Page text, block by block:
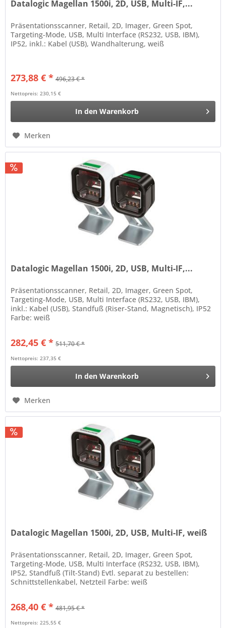
Datalogic Magellan 1500i, 2D, USB, Multi-IF,...
Präsentationsscanner, Retail, 2D, Imager, Green Spot,
Targeting-Mode, USB, Multi Interface (RS232, USB, IBM),
IP52, inkl.: Kabel (USB), Wandhalterung, weiß
273,88 € * 496,23 € *
Nettopreis: 230,15 €
In den Warenkorb
Merken
Datalogic Magellan 1500i, 2D, USB, Multi-IF,...
Präsentationsscanner, Retail, 2D, Imager, Green Spot,
Targeting-Mode, USB, Multi Interface (RS232, USB, IBM),
inkl.: Kabel (USB), Standfuß (Riser-Stand, Magnetisch), IP52
Farbe: weiß
282,45 € * 511,70 € *
Nettopreis: 237,35 €
In den Warenkorb
Merken
Datalogic Magellan 1500i, 2D, USB, Multi-IF, weiß
Präsentationsscanner, Retail, 2D, Imager, Green Spot,
Targeting-Mode, USB, Multi Interface (RS232, USB, IBM),
IP52, Standfuß (Tilt-Stand) Evtl. separat zu bestellen:
Schnittstellenkabel, Netzteil Farbe: weiß
268,40 € * 481,95 € *
Nettopreis: 225,55 €